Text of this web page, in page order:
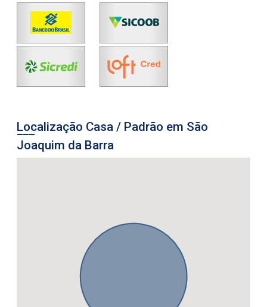
Localização Casa / Padrão em São
Joaquim da Barra